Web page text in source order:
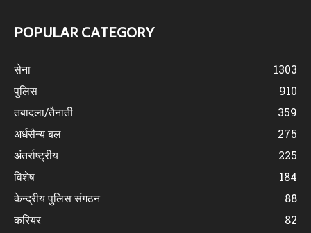
POPULAR CATEGORY
सेना
1303
पुलिस
910
तबादला/तैनाती
359
अर्धसैन्य बल
275
अंतर्राष्ट्रीय
225
विशेष
184
केन्द्रीय पुलिस संगठन
88
करियर
82